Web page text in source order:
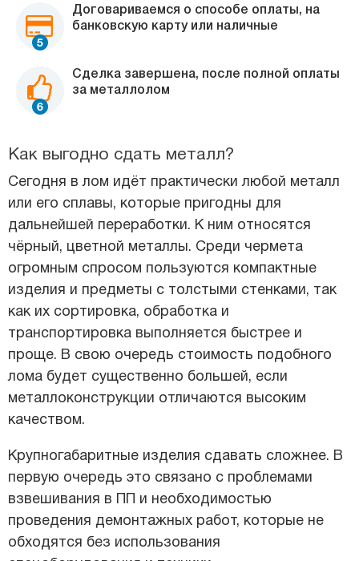
Договариваемся о способе оплаты, на
банковскую карту или наличные
Сделка завершена, после полной оплаты
за металлолом
Как выгодно сдать металл?
Сегодня в лом идёт практически любой металл
или его сплавы, которые пригодны для
дальнейшей переработки. К ним относятся
чёрный, цветной металлы. Среди чермета
огромным спросом пользуются компактные
изделия и предметы с толстыми стенками, так
как их сортировка, обработка и
транспортировка выполняется быстрее и
проще. В свою очередь стоимость подобного
лома будет существенно большей, если
металлоконструкции отличаются высоким
качеством.
Крупногабаритные изделия сдавать сложнее. В
первую очередь это связано с проблемами
взвешивания в ПП и необходимостью
проведения демонтажных работ, которые не
обходятся без использования